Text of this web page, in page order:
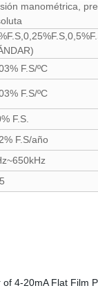
manométrica,
F.S/ºC
F.S/ºC
F.S.
F.S/año